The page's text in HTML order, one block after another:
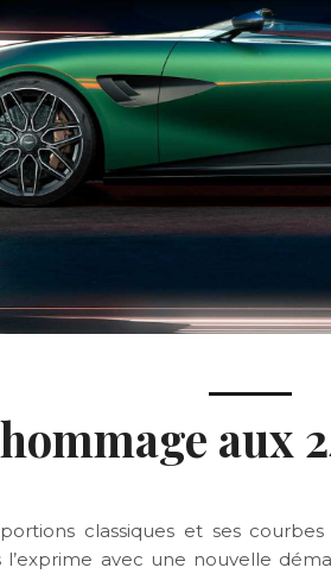
aux
classiques et ses
l’exprime avec une nouvelle